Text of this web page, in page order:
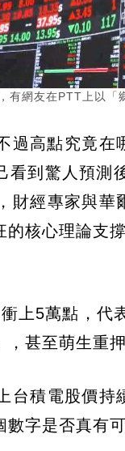
有網友在PTT上以
過高點究竟
看到驚人預測
財經專家與
核心理論支撐
上5萬點，代
甚至萌生重
台積電股價持
字是否真有可